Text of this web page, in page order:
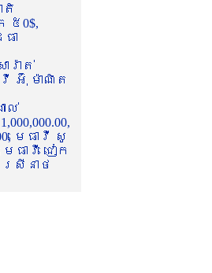
តិ
៥0$,
ា
រ៉ាត់
វី អ៊ុំ ម៉ាណិត
ល់
មេធាវី សូ
ធាវី ជៀក
ស្រីនាថ